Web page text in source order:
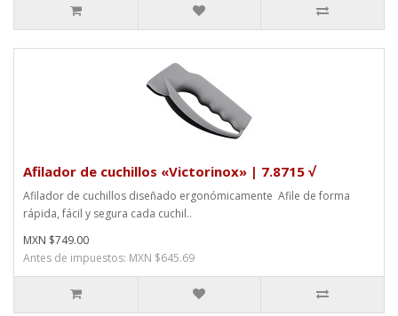
Afilador de cuchillos «Victorinox» | 7.8715 √
Afilador de cuchillos diseñado ergonómicamente Afile de forma
rápida, fácil y segura cada cuchil..
MXN $749.00
Antes de impuestos: MXN $645.69